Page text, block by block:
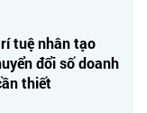
tuệ nhân tạo
đổi số doanh
thiết